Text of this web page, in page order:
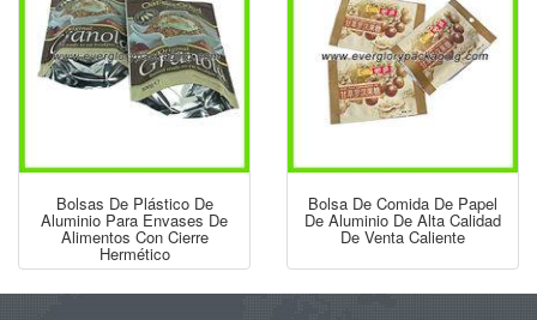
Bolsas De Plástico De
Aluminio Para Envases De
Alimentos Con Cierre
Hermético
Bolsa De Comida De Papel
De Aluminio De Alta Calidad
De Venta Caliente